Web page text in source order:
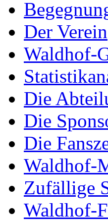
Der Verein
Waldhof-
Die
Die
Die
Waldhof-
Zufällige
Waldhof-